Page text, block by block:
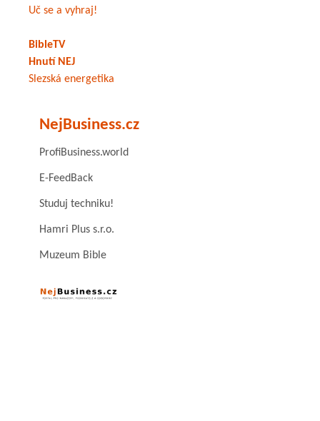
Uč se a vyhraj!
BibleTV
Hnutí NEJ
Slezská energetika
NejBusiness.cz
ProfiBusiness.world
E-FeedBack
Studuj techniku!
Hamri Plus s.r.o.
Muzeum Bible